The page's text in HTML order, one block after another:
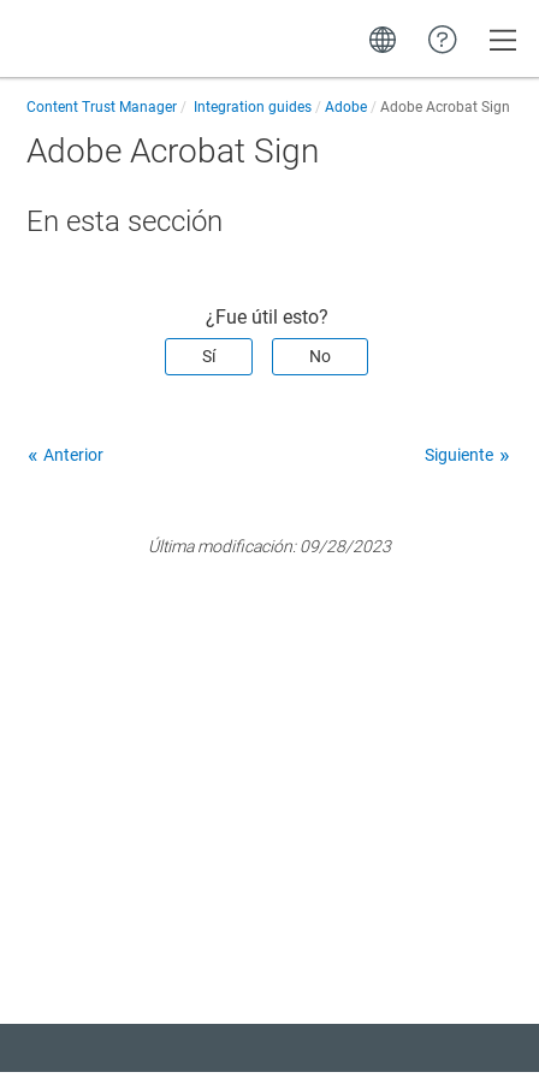
Content Trust Manager Integration guides Adobe Adobe Acrobat Sign
Adobe Acrobat Sign
En esta sección
¿Fue útil esto?
Sí No
Anterior Siguiente
Última modificación:09/28/2023